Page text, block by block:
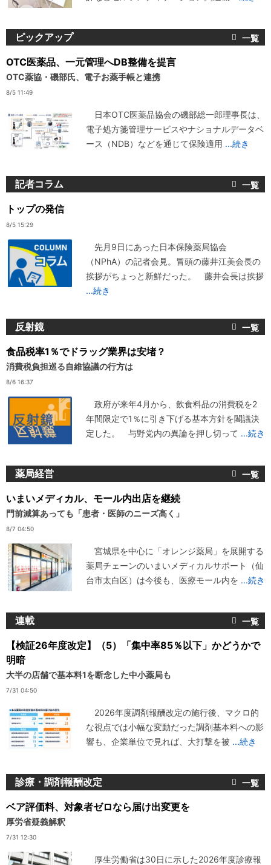
ピックアップ
OTC医薬品、一元管理へDB整備を提言
OTC薬協・磯部氏、電子お薬手帳と連携
8/5 11:49
日本OTC医薬品協会の磯部総一郎理事長は、
電子処方箋管理サービスやナショナルデータベ
ース（NDB）などを通じて保険適用 ...続き
記者コラム
トップの発信
8/5 15:29
先月9日にあった日本保険薬局協会
（NPhA）の記者会見。冒頭の藤井江美会長の
挨拶がちょっと新鮮だった。 藤井会長は挨拶
...続き
反射鏡
食品税率1％でドラッグ業界は安堵？
消費税負担巡る自維協議の行方は
8/6 16:37
政府が来年4月から、飲食料品の消費税を2
年間限定で1％に引き下げる基本方針を閣議決
定した。 与野党内の異論を押し切って ...続き
薬局経営
いまいメディカル、モール内出店を継続
門前減算あっても「患者・医師のニーズ高く」
8/7 04:50
宮城県を中心に「オレンジ薬局」を展開する
薬局チェーンのいまいメディカルサポート（仙
台市太白区）は今後も、医療モール内を ...続き
連載
【検証26年度改定】（5）「集中率85％以下」かどうかで
明暗
大半の店舗で基本料1を断念した中小薬局も
7/31 04:50
2026年度調剤報酬改定の施行後、マクロ的
な視点では小幅な変動だった調剤基本料への影
響も、企業単位で見れば、大打撃を被 ...続き
診療・調剤報酬改定
ベア評価料、対象者ゼロなら届け出変更を
厚労省疑義解釈
7/31 12:30
厚生労働省は30日に示した2026年度診療報